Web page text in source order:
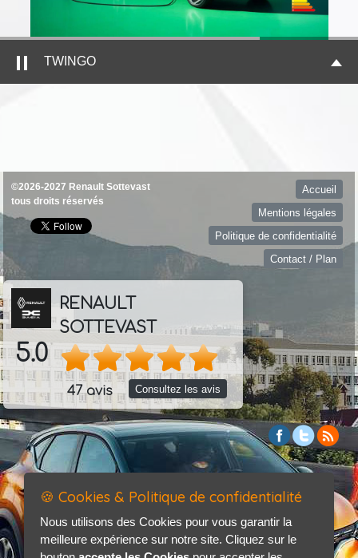
TWINGO
©2026-2027 Renault Sottevast
tous droits réservés
Accueil
Mentions légales
Politique de confidentialité
Contact / Plan
5.0
RENAULT
SOTTEVAST
47 avis Consultez les avis
🍪 Cookies & Politique de confidentialité
Nous utilisons des Cookies pour vous garantir la
meilleure expérience sur notre site. Cliquez sur le